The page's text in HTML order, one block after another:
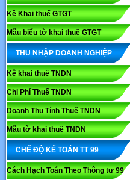
Kê Khai thuế GTGT
Mẫu biểu tờ khai thuế GTGT
THU NHẬP DOANH NGHIỆP
Kê khai thuế TNDN
Chi Phí Thuế TNDN
Doanh Thu Tính Thuế TNDN
Mẫu tờ khai thuế TNDN
CHẾ ĐỘ KẾ TOÁN TT 99
Cách Hạch Toán Theo Thông tư 99